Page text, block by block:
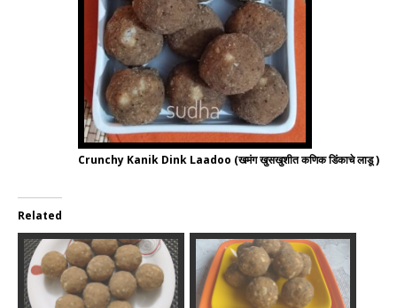
Crunchy Kanik Dink Laadoo (खमंग खुसखुशीत कणिक डिंकाचे लाडू )
Related